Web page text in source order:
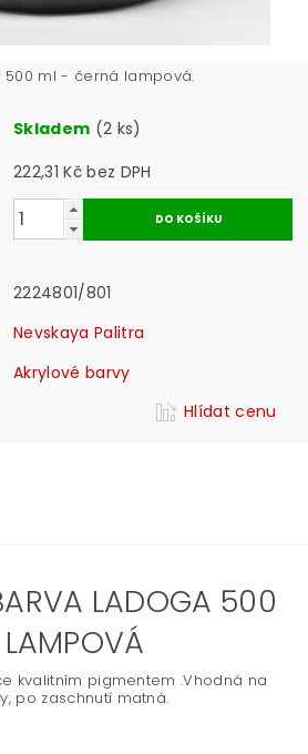
500 ml - černá lampová.
Skladem (2 ks)
222,31 Kč bez DPH
2224801/801
Nevskaya Palitra
Akrylové barvy
Hlídat cenu
LADOGA 500
kvalitním pigmentem .Vhodná na
po zaschnutí matná.